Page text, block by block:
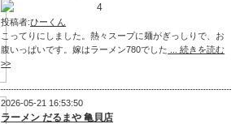
4
投稿者:ひーくん
こってりにしました。熱々スープに麺がぎっしりで、お
腹いっぱいです。嫁はラーメン780でした ... 続きを読む
>>
2026-05-21 16:53:50
ラーメン だるまや 亀貝店